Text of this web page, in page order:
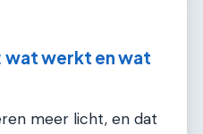
wat werkt en wat
meer licht, en dat